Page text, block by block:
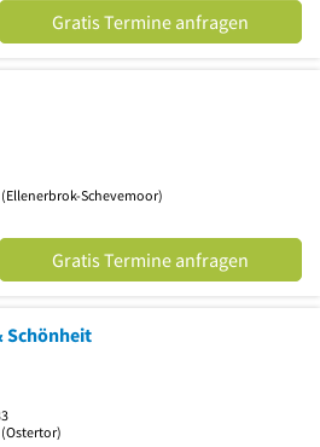
Gratis Termine anfragen
(Ellenerbrok-Schevemoor)
Gratis Termine anfragen
Schönheit
(Ostertor)